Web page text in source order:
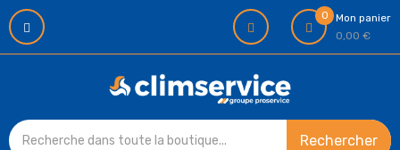
0
Mon panier
0,00 €
Rechercher